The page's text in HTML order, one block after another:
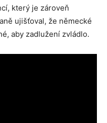
který je zároveň
ujišťoval, že německé
aby zadlužení zvládlo.